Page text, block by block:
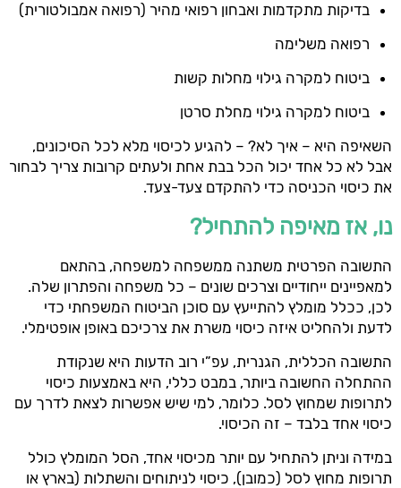
בדיקות מתקדמות ואבחון רפואי מהיר (רפואה אמבולטורית)
רפואה משלימה
ביטוח למקרה גילוי מחלות קשות
ביטוח למקרה גילוי מחלת סרטן
השאיפה היא – איך לא? – להגיע לכיסוי מלא לכל הסיכונים,
אבל לא כל אחד יכול הכל בבת אחת ולעתים קרובות צריך לבחור
את כיסוי הכניסה כדי להתקדם צעד-צעד.
נו, אז מאיפה להתחיל?
התשובה הפרטית משתנה ממשפחה למשפחה, בהתאם
למאפיינים ייחודיים וצרכים שונים – כל משפחה והפתרון שלה.
לכן, ככלל מומלץ להתייעץ עם סוכן הביטוח המשפחתי כדי
לדעת ולהחליט איזה כיסוי משרת את צרכיכם באופן אופטימלי.
התשובה הכללית, הגנרית, עפ”י רוב הדעות היא שנקודת
ההתחלה החשובה ביותר, במבט כללי, היא באמצעות כיסוי
לתרופות שמחוץ לסל. כלומר, למי שיש אפשרות לצאת לדרך עם
כיסוי אחד בלבד – זה הכיסוי.
במידה וניתן להתחיל עם יותר מכיסוי אחד, הסל המומלץ כולל
תרופות מחוץ לסל (כמובן), כיסוי לניתוחים והשתלות (בארץ או